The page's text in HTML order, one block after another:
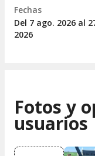
Fechas
Del 7 ago. 2026 al
2026
Fotos y
usuarios